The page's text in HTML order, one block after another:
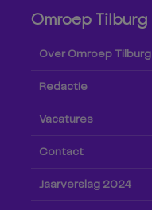
Omroep Tilburg
Over Omroep Tilburg
Redactie
Vacatures
Contact
Jaarverslag 2024